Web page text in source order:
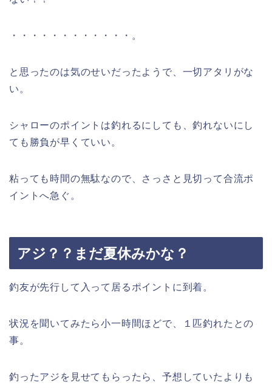
・・・・・・・・・・・・。
と思ったのは気のせいだったようで、一切アタリがな
い。
シャローのポイントは釣れるにしても、釣れないにし
ても勝負が早くていい。
粘っても時間の無駄なので、さっさと見切って合流ポ
イントへ急ぐ。
アジ？？まだ夏休みかな？
釣友が先行して入って居るポイントに到着。
状況を聞いてみたら小一時間ほどで、１匹釣れたとの
事。
釣ったアジを見せてもらったら、予想していたよりも